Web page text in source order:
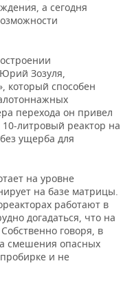
а сегодня
Зозуля,
который способен
перехода он привел
литровый реактор на
ущерба для
на уровне
на базе матрицы.
работают в
догадаться, что на
говоря, в
смешения опасных
и не